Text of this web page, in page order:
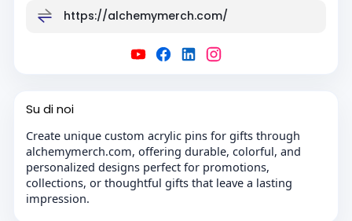
https://alchemymerch.com/
Su di noi
Create unique custom acrylic pins for gifts through
alchemymerch.com, offering durable, colorful, and
personalized designs perfect for promotions,
collections, or thoughtful gifts that leave a lasting
impression.